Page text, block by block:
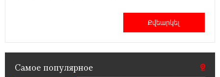
Егварде возобновил работу по новому адресу
Flyone: Idram&IDBank
Самое популярное